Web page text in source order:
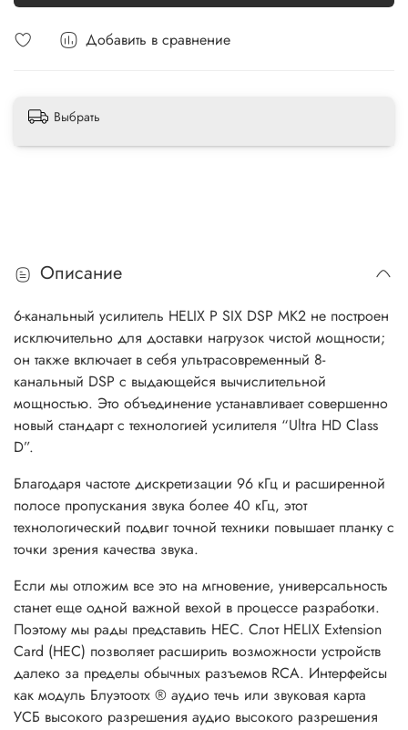
Добавить в сравнение
Выбрать
Описание
6-канальный усилитель HELIX P SIX DSP MK2 не построен
исключительно для доставки нагрузок чистой мощности;
он также включает в себя ультрасовременный 8-
канальный DSP с выдающейся вычислительной
мощностью. Это объединение устанавливает совершенно
новый стандарт с технологией усилителя “Ultra HD Class
D”.
Благодаря частоте дискретизации 96 кГц и расширенной
полосе пропускания звука более 40 кГц, этот
технологический подвиг точной техники повышает планку с
точки зрения качества звука.
Если мы отложим все это на мгновение, универсальность
станет еще одной важной вехой в процессе разработки.
Поэтому мы рады представить HEC. Слот HELIX Extension
Card (HEC) позволяет расширить возможности устройств
далеко за пределы обычных разъемов RCA. Интерфейсы
как модуль Блуэтоотх ® аудио течь или звуковая карта
УСБ высокого разрешения аудио высокого разрешения